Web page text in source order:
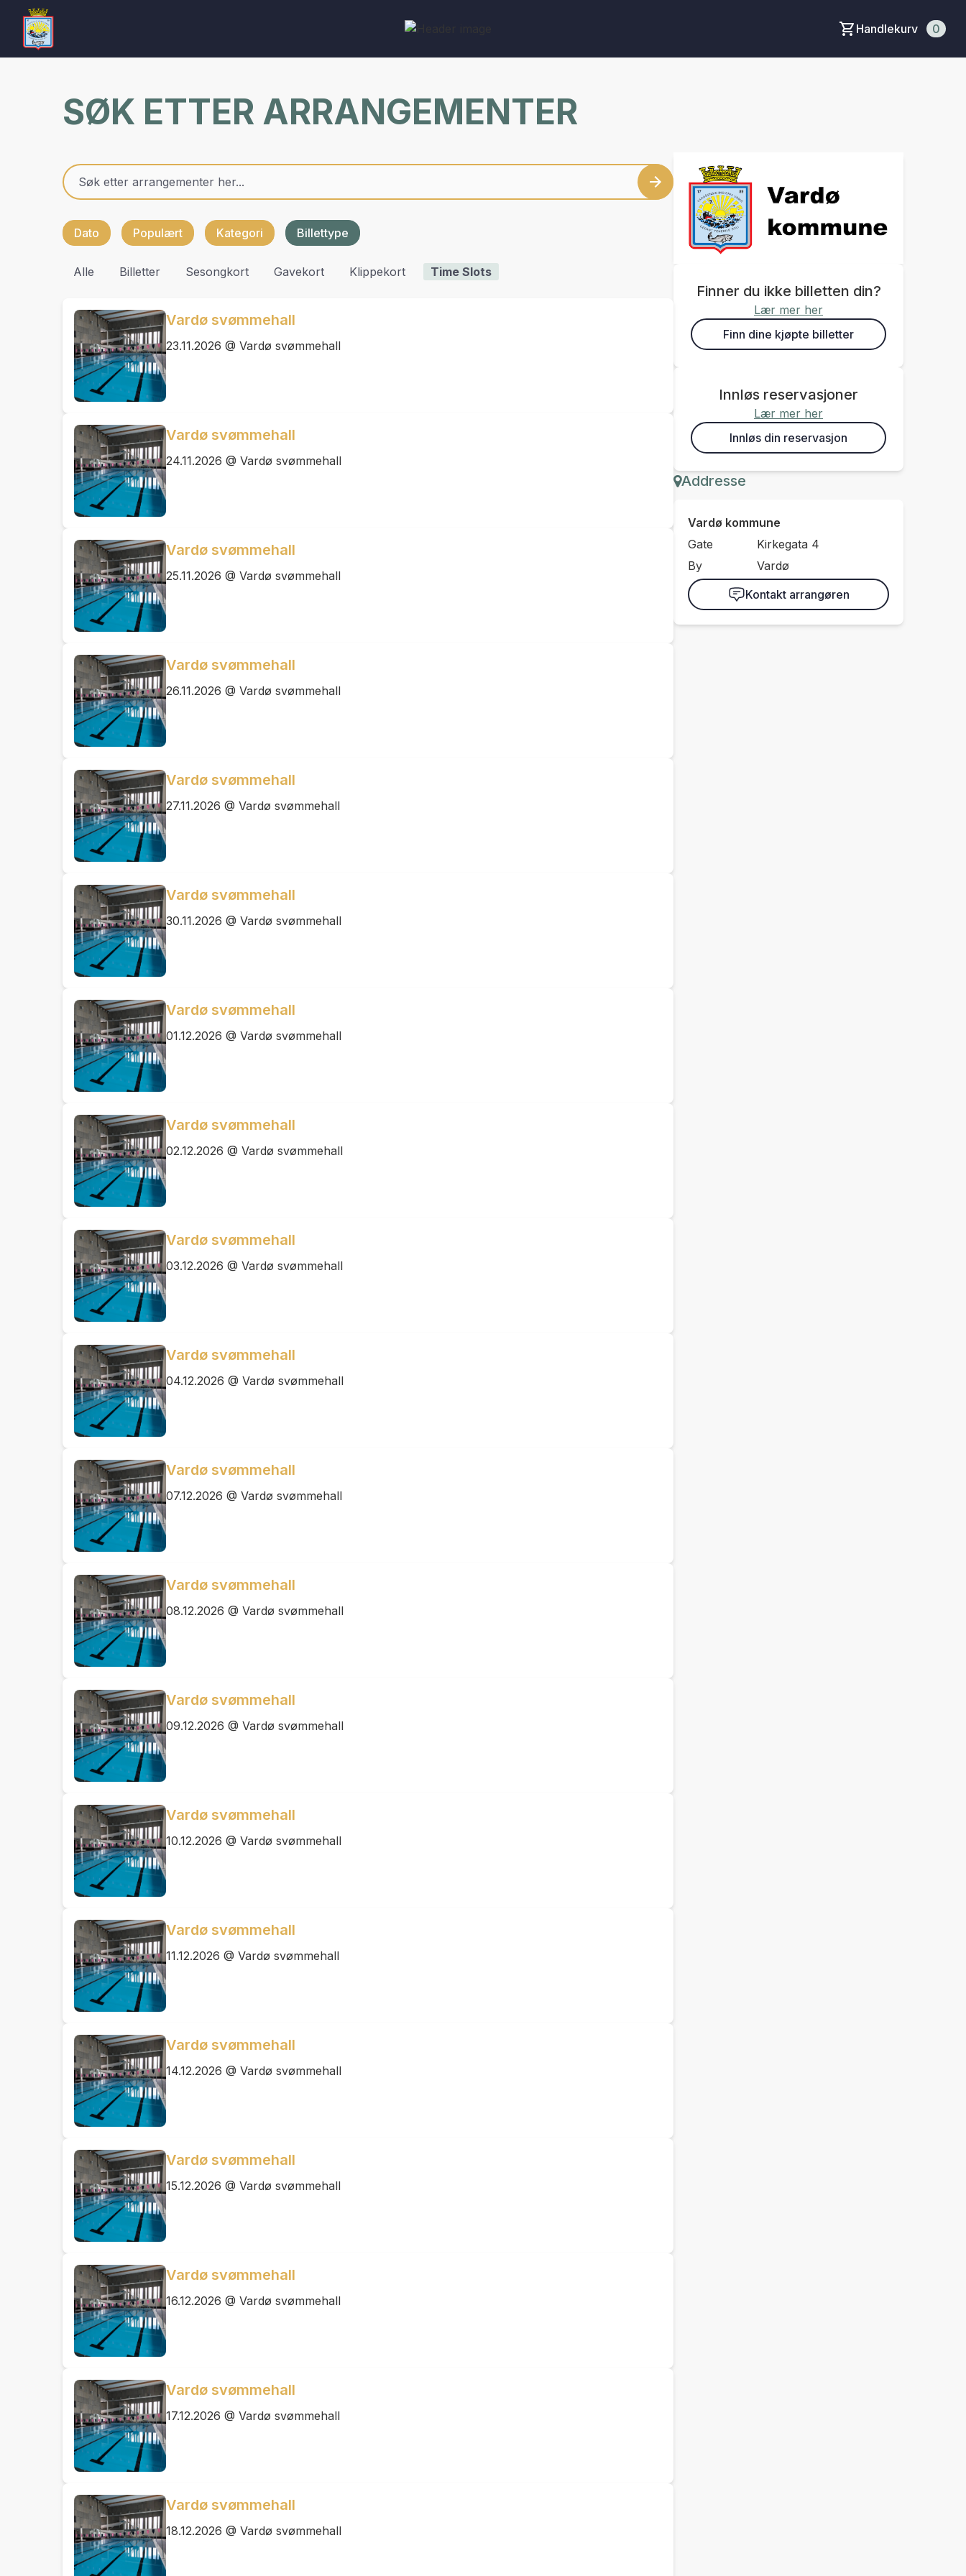
Handlekurv 0
SØK ETTER ARRANGEMENTER
Dato Populært Kategori Billettype
Alle Billetter Sesongkort Gavekort Klippekort Time Slots
Vardø svømmehall
23.11.2026 @ Vardø svømmehall
Vardø svømmehall
24.11.2026 @ Vardø svømmehall
Vardø svømmehall
25.11.2026 @ Vardø svømmehall
Vardø svømmehall
26.11.2026 @ Vardø svømmehall
Vardø svømmehall
27.11.2026 @ Vardø svømmehall
Vardø svømmehall
30.11.2026 @ Vardø svømmehall
Vardø svømmehall
01.12.2026 @ Vardø svømmehall
Vardø svømmehall
02.12.2026 @ Vardø svømmehall
Vardø svømmehall
03.12.2026 @ Vardø svømmehall
Vardø svømmehall
04.12.2026 @ Vardø svømmehall
Vardø svømmehall
07.12.2026 @ Vardø svømmehall
Vardø svømmehall
08.12.2026 @ Vardø svømmehall
Vardø svømmehall
09.12.2026 @ Vardø svømmehall
Vardø svømmehall
10.12.2026 @ Vardø svømmehall
Vardø svømmehall
11.12.2026 @ Vardø svømmehall
Vardø svømmehall
14.12.2026 @ Vardø svømmehall
Vardø svømmehall
15.12.2026 @ Vardø svømmehall
Vardø svømmehall
16.12.2026 @ Vardø svømmehall
Vardø svømmehall
17.12.2026 @ Vardø svømmehall
Vardø svømmehall
18.12.2026 @ Vardø svømmehall
Finner du ikke billetten din?
Lær mer her
Finn dine kjøpte billetter
Innløs reservasjoner
Lær mer her
Innløs din reservasjon
Addresse
Vardø kommune
Gate
Kirkegata 4
By
Vardø
Kontakt arrangøren